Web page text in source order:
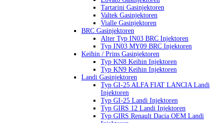
Tartarini Gasinjektoren
Valtek Gasinjektoren
Vialle Gasinjektoren
BRC Gasinjektoren
Alter Typ IN03 BRC Injektoren
Typ IN03 MY09 BRC Injektoren
Keihin / Prins Gasinjektoren
Typ KN8 Keihin Injektoren
Typ KN9 Keihin Injektoren
Landi Gasinjektoren
Typ GI-25 ALFA FIAT LANCIA Landi
Injektoren
Typ GI-25 Landi Injektoren
Typ GIRS 12 Landi Injektoren
Typ GIRS Renault Dacia OEM Landi